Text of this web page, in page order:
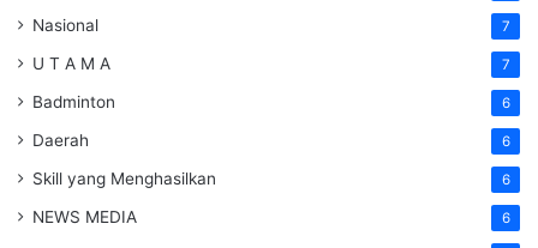
Nasional 7
U T A M A 7
Badminton 6
Daerah 6
Skill yang Menghasilkan 6
NEWS MEDIA 6